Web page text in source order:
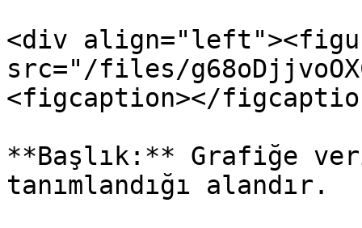
<div
src="/files/
<figcaption></
**Başlık:** Grafiğe
tanımlandığı alandır.